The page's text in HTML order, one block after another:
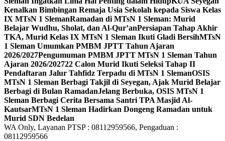
Kenalkan Bimbingan Remaja Usia Sekolah kepada Siswa Kelas
IX MTsN 1 SlemanRamadan di MTsN 1 Sleman: Murid
Belajar Wudhu, Sholat, dan Al-Qur’anPersiapan Tahap Akhir
TKA, Murid Kelas IX MTsN 1 Sleman Ikuti Gladi BersihMTsN
1 Sleman Umumkan PMBM JPTT Tahun Ajaran
2026/2027Pengumuman PMBM JPTT MTsN 1 Sleman Tahun
Ajaran 2026/202722 Calon Murid Ikuti Seleksi Tahap II
Pendaftaran Jalur Tahfidz Terpadu di MTsN 1 SlemanOSIS
MTsN 1 Sleman Berbagi Takjil di Seyegan, Ajak Murid Belajar
Berbagi di Bulan RamadanJelang Berbuka, OSIS MTsN 1
Sleman Berbagi Cerita Bersama Santri TPA Masjid Al-
KautsarMTsN 1 Sleman Hadirkan Dongeng Ramadan untuk
Murid SDN Bedelan
WA Only, Layanan PTSP : 08112959566, Pengaduan :
08112959566